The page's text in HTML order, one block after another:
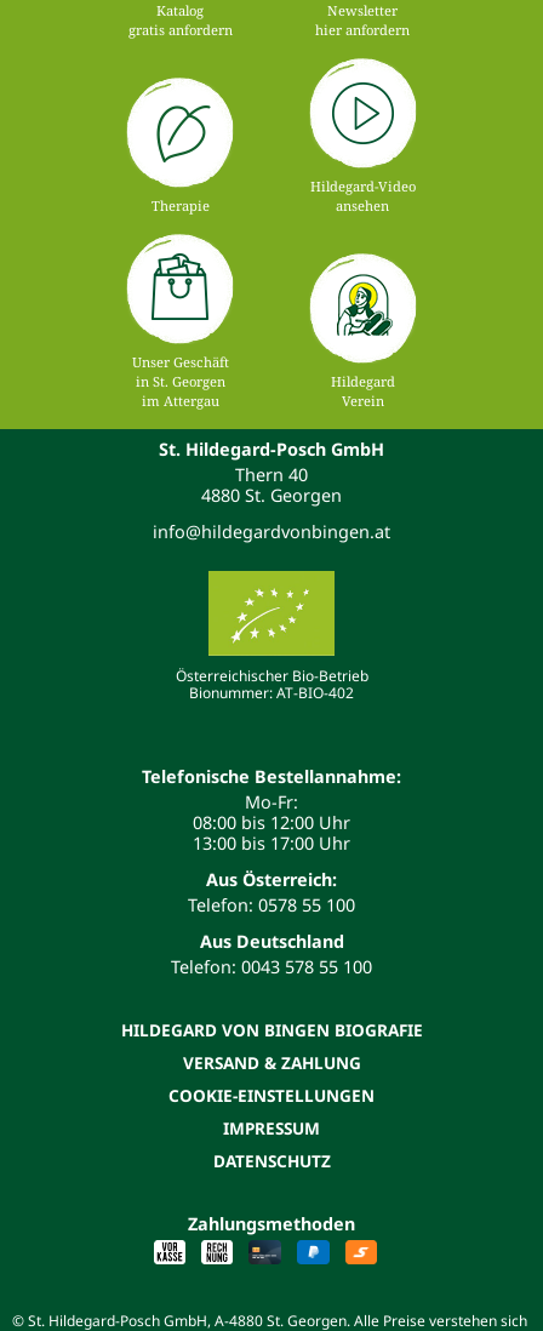
Katalog
gratis anfordern
Newsletter
hier anfordern
Therapie
Hildegard-Video
ansehen
Unser Geschäft
in St. Georgen
im Attergau
Hildegard
Verein
St. Hildegard-Posch GmbH
Thern 40
4880 St. Georgen
info@hildegardvonbingen.at
Österreichischer Bio-Betrieb
Bionummer: AT-BIO-402
Telefonische Bestellannahme:
Mo-Fr:
08:00 bis 12:00 Uhr
13:00 bis 17:00 Uhr
Aus Österreich:
Telefon: 0578 55 100
Aus Deutschland
Telefon: 0043 578 55 100
HILDEGARD VON BINGEN BIOGRAFIE
VERSAND & ZAHLUNG
COOKIE-EINSTELLUNGEN
IMPRESSUM
DATENSCHUTZ
Zahlungsmethoden
© St. Hildegard-Posch GmbH, A-4880 St. Georgen. Alle Preise verstehen sich